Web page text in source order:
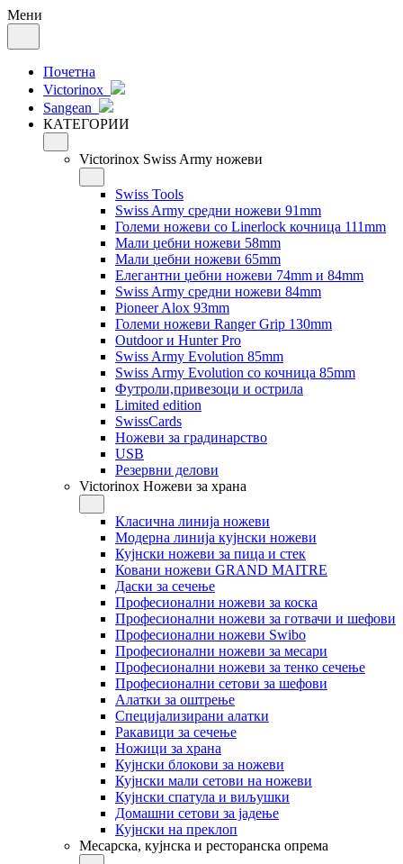
Мени
Почетна
Victorinox
Sangean
КАТЕГОРИИ
Victorinox Swiss Army ножеви
Swiss Tools
Swiss Army средни ножеви 91mm
Големи ножеви со Linerlock кочница 111mm
Мали џебни ножеви 58mm
Мали џебни ножеви 65mm
Елегантни џебни ножеви 74mm и 84mm
Swiss Army средни ножеви 84mm
Pioneer Alox 93mm
Големи ножеви Ranger Grip 130mm
Outdoor и Hunter Pro
Swiss Army Evolution 85mm
Swiss Army Evolution со кочница 85mm
Футроли,привезоци и острила
Limited edition
SwissCards
Ножеви за градинарство
USB
Резервни делови
Victorinox Ножеви за храна
Класична линија ножеви
Модерна линија кујнски ножеви
Кујнски ножеви за пица и стек
Ковани ножеви GRAND MAITRE
Даски за сечење
Професионални ножеви за коска
Професионални ножеви за готвачи и шефови
Професионални ножеви Swibo
Професионални ножеви за месари
Професионални ножеви за тенко сечење
Професионални сетови за шефови
Алатки за оштрење
Специјализирани алатки
Ракавици за сечење
Ножици за храна
Кујнски блокови за ножеви
Кујнски мали сетови на ножеви
Кујнски спатула и виљушки
Домашни сетови за јадење
Кујнски на преклоп
Месарска, кујнска и ресторанска опрема